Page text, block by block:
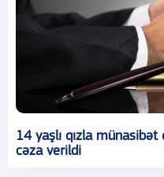
14 yaşlı qızla
cəza verildi